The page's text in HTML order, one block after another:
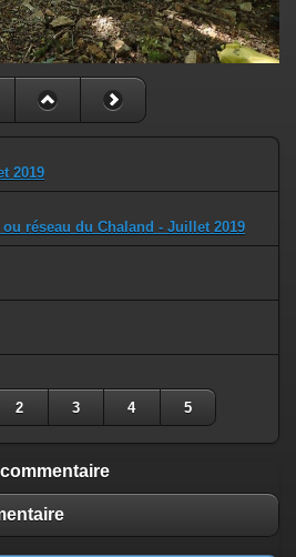
2019
ou réseau du Chaland - Juillet 2019
2 3 4 5